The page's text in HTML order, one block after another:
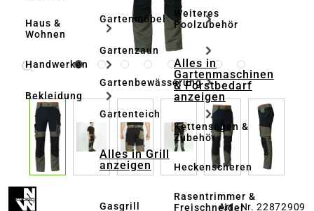
Haus &
Wohnen
Handwerken
Bekleidung
Gartenmöbel
Gartenzaun
Gartenbewässerung
Gartenteich
Alles in Grill
anzeigen
Gasgrill
Weiteres
Poolzubehör
Alles in
Gartenmaschinen
& Forstbedarf
anzeigen
Kettensägen &
Zubehör
Heckenscheren
Rasentrimmer &
FreischneiderArt.-Nr. 22872909